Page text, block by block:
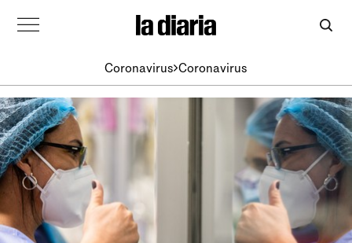
Coronavirus Coronavirus